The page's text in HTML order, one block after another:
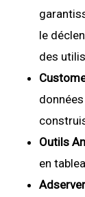
le
des
Outils
en